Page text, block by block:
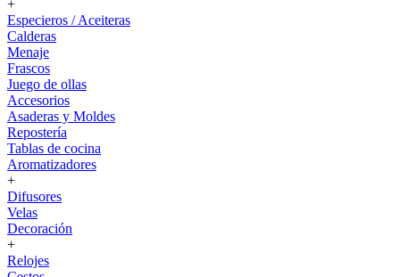
+
Especieros / Aceiteras
Calderas
Menaje
Frascos
Juego de ollas
Accesorios
Asaderas y Moldes
Repostería
Tablas de cocina
Aromatizadores
+
Difusores
Velas
Decoración
+
Relojes